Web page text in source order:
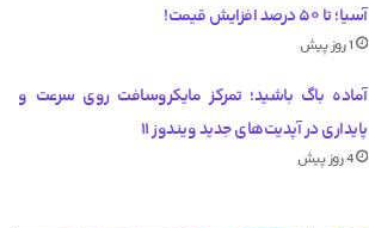
آسیا؛ تا ۵۰ درصد افزایش قیمت!
1 روز پیش
آماده باگ باشید؛ تمرکز مایکروسافت روی سرعت و
پایداری در آپدیت‌های جدید ویندوز ۱۱
4 روز پیش